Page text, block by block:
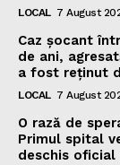
LOCAL 7 August
Caz șocant
de ani,
a fost reținut
LOCAL 7 August
O rază de
Primul spital
deschis